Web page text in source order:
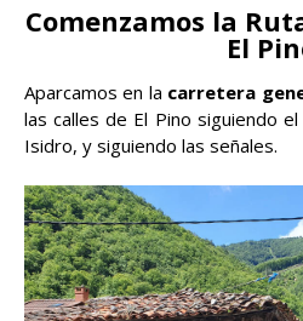
Comenzamos la
El
Aparcamos en la carretera
las calles de El Pino siguiendo
Isidro, y siguiendo las señales.